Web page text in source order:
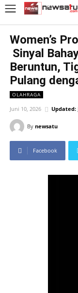
Women’s
Sinyal
Beruntun,
Pulang
OLAHRAGA
Juni 10, 2026 Updated:
By newsatu
Facebook